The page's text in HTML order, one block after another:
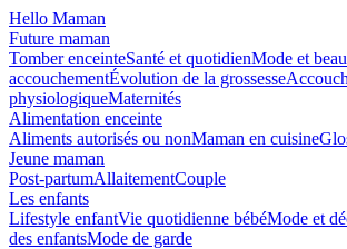
Hello Maman
Future maman
Tomber enceinteSanté et quotidienMode et
accouchementÉvolution de la grossesse
physiologiqueMaternités
Alimentation enceinte
Aliments autorisés ou nonMaman en cuisine
Jeune maman
Post-partumAllaitementCouple
Les enfants
Lifestyle enfantVie quotidienne bébéMode et
des enfantsMode de garde